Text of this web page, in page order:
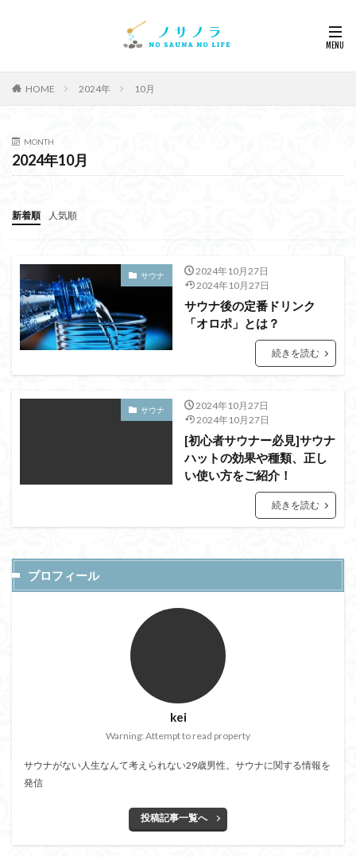
HOME 2024年 10月
MONTH
2024年10月
新着順 人気順
サウナ
2024年10月27日
2024年10月27日
サウナ後の定番ドリンク
「オロポ」とは？
続きを読む
サウナ
2024年10月27日
2024年10月27日
[初心者サウナー必見]サウナ
ハットの効果や種類、正し
い使い方をご紹介！
続きを読む
プロフィール
kei
Warning: Attempt to read property
サウナがない人生なんて考えられない29歳男性。サウナに関する情報を
発信
投稿記事一覧へ